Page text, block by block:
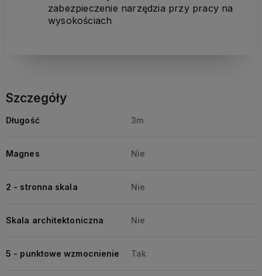
zabezpieczenie narzędzia przy pracy na
wysokościach
Szczegóły
Długość 3m
Magnes Nie
2 - stronna skala Nie
Skala architektoniczna Nie
5 - punktowe wzmocnienie Tak